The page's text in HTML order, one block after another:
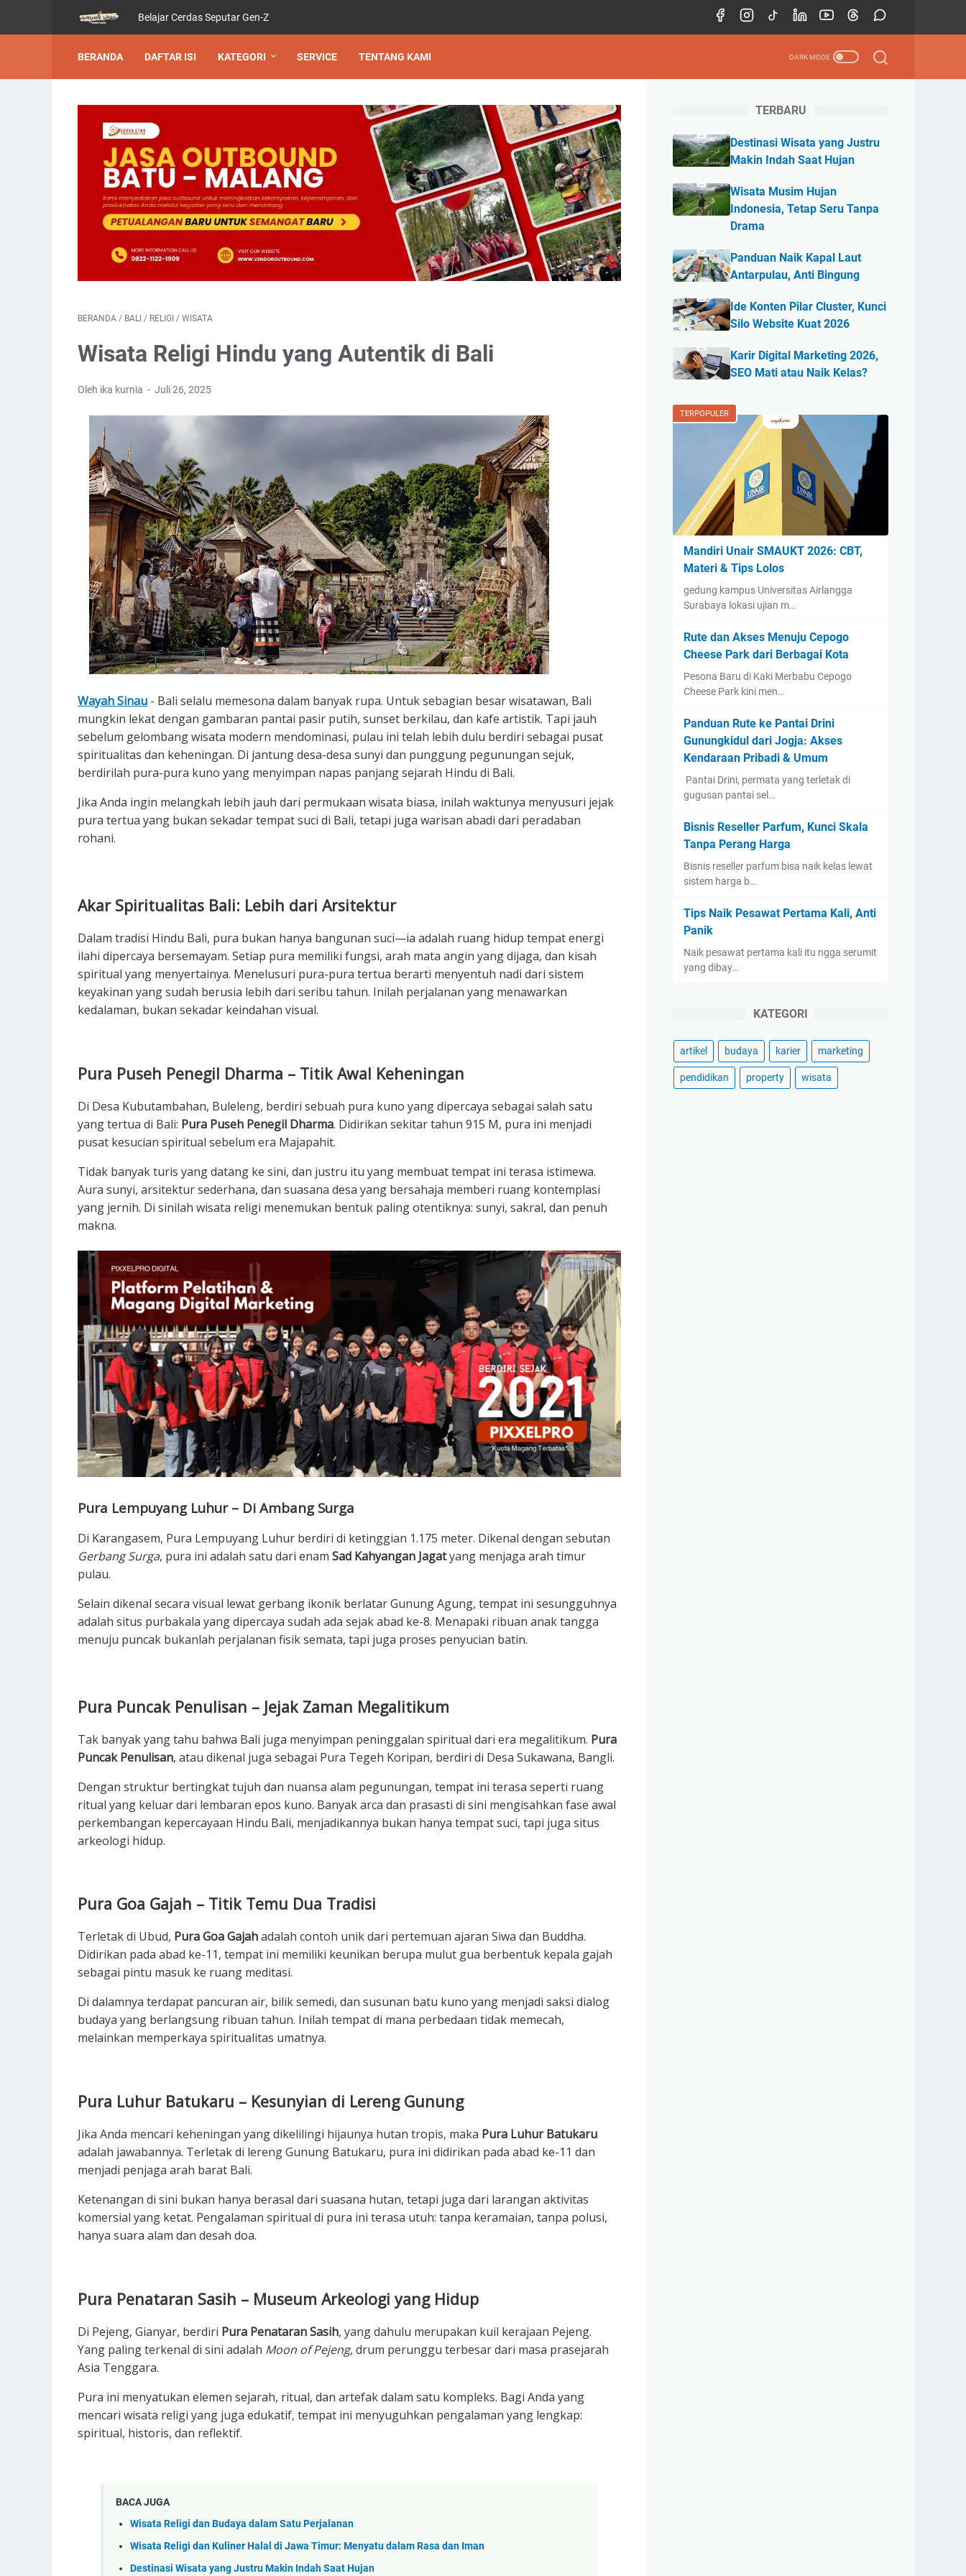
Belajar Cerdas Seputar Gen-Z
BERANDA DAFTAR ISI KATEGORI SERVICE TENTANG KAMI
BERANDA / BALI / RELIGI / WISATA
Wisata Religi Hindu yang Autentik di Bali
Oleh ika kurnia Juli 26, 2025
Wayah Sinau - Bali selalu memesona dalam banyak rupa. Untuk sebagian besar wisatawan, Bali
mungkin lekat dengan gambaran pantai pasir putih, sunset berkilau, dan kafe artistik. Tapi jauh
sebelum gelombang wisata modern mendominasi, pulau ini telah lebih dulu berdiri sebagai pusat
spiritualitas dan keheningan. Di jantung desa-desa sunyi dan punggung pegunungan sejuk,
berdirilah pura-pura kuno yang menyimpan napas panjang sejarah Hindu di Bali.
Jika Anda ingin melangkah lebih jauh dari permukaan wisata biasa, inilah waktunya menyusuri jejak
pura tertua yang bukan sekadar tempat suci di Bali, tetapi juga warisan abadi dari peradaban
rohani.
Akar Spiritualitas Bali: Lebih dari Arsitektur
Dalam tradisi Hindu Bali, pura bukan hanya bangunan suci—ia adalah ruang hidup tempat energi
ilahi dipercaya bersemayam. Setiap pura memiliki fungsi, arah mata angin yang dijaga, dan kisah
spiritual yang menyertainya. Menelusuri pura-pura tertua berarti menyentuh nadi dari sistem
keyakinan yang sudah berusia lebih dari seribu tahun. Inilah perjalanan yang menawarkan
kedalaman, bukan sekadar keindahan visual.
Pura Puseh Penegil Dharma – Titik Awal Keheningan
Di Desa Kubutambahan, Buleleng, berdiri sebuah pura kuno yang dipercaya sebagai salah satu
yang tertua di Bali: Pura Puseh Penegil Dharma. Didirikan sekitar tahun 915 M, pura ini menjadi
pusat kesucian spiritual sebelum era Majapahit.
Tidak banyak turis yang datang ke sini, dan justru itu yang membuat tempat ini terasa istimewa.
Aura sunyi, arsitektur sederhana, dan suasana desa yang bersahaja memberi ruang kontemplasi
yang jernih. Di sinilah wisata religi menemukan bentuk paling otentiknya: sunyi, sakral, dan penuh
makna.
Pura Lempuyang Luhur – Di Ambang Surga
Di Karangasem, Pura Lempuyang Luhur berdiri di ketinggian 1.175 meter. Dikenal dengan sebutan
Gerbang Surga, pura ini adalah satu dari enam Sad Kahyangan Jagatyang menjaga arah timur
pulau.
Selain dikenal secara visual lewat gerbang ikonik berlatar Gunung Agung, tempat ini sesungguhnya
adalah situs purbakala yang dipercaya sudah ada sejak abad ke-8. Menapaki ribuan anak tangga
menuju puncak bukanlah perjalanan fisik semata, tapi juga proses penyucian batin.
Pura Puncak Penulisan – Jejak Zaman Megalitikum
Tak banyak yang tahu bahwa Bali juga menyimpan peninggalan spiritual dari era megalitikum. Pura
Puncak Penulisan, atau dikenal juga sebagai Pura Tegeh Koripan, berdiri di Desa Sukawana, Bangli.
Dengan struktur bertingkat tujuh dan nuansa alam pegunungan, tempat ini terasa seperti ruang
ritual yang keluar dari lembaran epos kuno. Banyak arca dan prasasti di sini mengisahkan fase awal
perkembangan kepercayaan Hindu Bali, menjadikannya bukan hanya tempat suci, tapi juga situs
arkeologi hidup.
Pura Goa Gajah – Titik Temu Dua Tradisi
Terletak di Ubud, Pura Goa Gajahadalah contoh unik dari pertemuan ajaran Siwa dan Buddha.
Didirikan pada abad ke-11, tempat ini memiliki keunikan berupa mulut gua berbentuk kepala gajah
sebagai pintu masuk ke ruang meditasi.
Di dalamnya terdapat pancuran air, bilik semedi, dan susunan batu kuno yang menjadi saksi dialog
budaya yang berlangsung ribuan tahun. Inilah tempat di mana perbedaan tidak memecah,
melainkan memperkaya spiritualitas umatnya.
Pura Luhur Batukaru – Kesunyian di Lereng Gunung
Jika Anda mencari keheningan yang dikelilingi hijaunya hutan tropis, maka Pura Luhur Batukaru
adalah jawabannya. Terletak di lereng Gunung Batukaru, pura ini didirikan pada abad ke-11 dan
menjadi penjaga arah barat Bali.
Ketenangan di sini bukan hanya berasal dari suasana hutan, tetapi juga dari larangan aktivitas
komersial yang ketat. Pengalaman spiritual di pura ini terasa utuh: tanpa keramaian, tanpa polusi,
hanya suara alam dan desah doa.
Pura Penataran Sasih – Museum Arkeologi yang Hidup
Di Pejeng, Gianyar, berdiri Pura Penataran Sasih, yang dahulu merupakan kuil kerajaan Pejeng.
Yang paling terkenal di sini adalah Moon of Pejeng, drum perunggu terbesar dari masa prasejarah
Asia Tenggara.
Pura ini menyatukan elemen sejarah, ritual, dan artefak dalam satu kompleks. Bagi Anda yang
mencari wisata religi yang juga edukatif, tempat ini menyuguhkan pengalaman yang lengkap:
spiritual, historis, dan reflektif.
BACA JUGA
Wisata Religi dan Budaya dalam Satu Perjalanan
Wisata Religi dan Kuliner Halal di Jawa Timur: Menyatu dalam Rasa dan Iman
Destinasi Wisata yang Justru Makin Indah Saat Hujan
TERBARU
Destinasi Wisata yang Justru
Makin Indah Saat Hujan
Wisata Musim Hujan
Indonesia, Tetap Seru Tanpa
Drama
Panduan Naik Kapal Laut
Antarpulau, Anti Bingung
Ide Konten Pilar Cluster, Kunci
Silo Website Kuat 2026
Karir Digital Marketing 2026,
SEO Mati atau Naik Kelas?
TERPOPULER
Mandiri Unair SMAUKT 2026: CBT,
Materi & Tips Lolos
gedung kampus Universitas Airlangga
Surabaya lokasi ujian m…
Rute dan Akses Menuju Cepogo
Cheese Park dari Berbagai Kota
Pesona Baru di Kaki Merbabu Cepogo
Cheese Park kini men…
Panduan Rute ke Pantai Drini
Gunungkidul dari Jogja: Akses
Kendaraan Pribadi & Umum
​ Pantai Drini, permata yang terletak di
gugusan pantai sel…
Bisnis Reseller Parfum, Kunci Skala
Tanpa Perang Harga
Bisnis reseller parfum bisa naik kelas lewat
sistem harga b…
Tips Naik Pesawat Pertama Kali, Anti
Panik
Naik pesawat pertama kali itu ngga serumit
yang dibay…
KATEGORI
artikel budaya karier marketing
pendidikan property wisata